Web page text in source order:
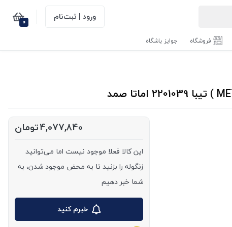
ورود | ثبت‌نام 0
فروشگاه جوایز باشگاه
4,077,840تومان
این کالا فعلا موجود نیست اما می‌توانید
زنگوله را بزنید تا به محض موجود شدن، به
شما خبر دهیم
خبرم کنید